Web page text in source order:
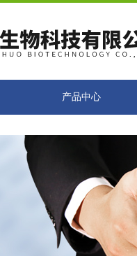
产品中心